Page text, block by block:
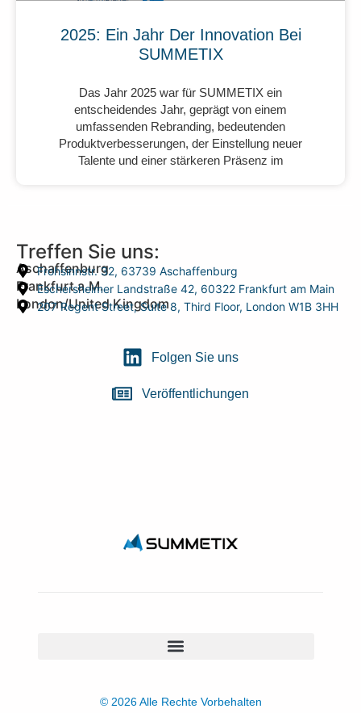
2025: Ein Jahr Der Innovation Bei
SUMMETIX
Das Jahr 2025 war für SUMMETIX ein
entscheidendes Jahr, geprägt von einem
umfassenden Rebranding, bedeutenden
Produktverbesserungen, der Einstellung neuer
Talente und einer stärkeren Präsenz im
Treffen Sie uns:
Aschaffenburg
Frohsinnstr. 32, 63739 Aschaffenburg
Frankfurt a.M.
Eschersheimer Landstraße 42, 60322 Frankfurt am Main
London/United Kingdom
207 Regent Street, Suite 8, Third Floor, London W1B 3HH
Folgen Sie uns
Veröffentlichungen
© 2026 Alle Rechte Vorbehalten